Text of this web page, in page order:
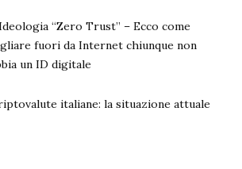
“Zero Trust” – Ecco come
fuori da Internet chiunque non
un ID digitale
italiane: la situazione attuale